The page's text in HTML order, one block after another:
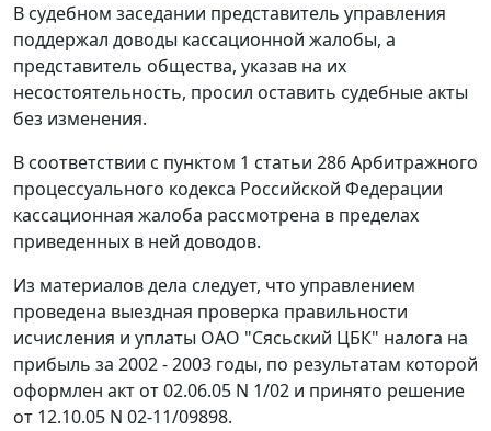
В судебном заседании представитель управления
поддержал доводы кассационной жалобы, а
представитель общества, указав на их
несостоятельность, просил оставить судебные акты
без изменения.
В соответствии с пунктом 1 статьи 286Арбитражного
процессуального кодекса Российской Федерации
кассационная жалоба рассмотрена в пределах
приведенных в ней доводов.
Из материалов дела следует, что управлением
проведена выездная проверка правильности
исчисления и уплаты ОАО "Сясьский ЦБК" налога на
прибыль за 2002 - 2003 годы, по результатам которой
оформлен акт от 02.06.05 N 1/02 и принято решение
от 12.10.05 N 02-11/09898.